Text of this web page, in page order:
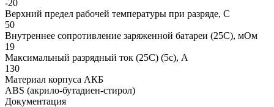
-20
Верхний предел рабочей температуры при разряде, С
50
Внутреннее сопротивление заряженной батареи (25С), мОм
19
Максимальный разрядный ток (25С) (5с), А
130
Материал корпуса АКБ
ABS (акрило-бутадиен-стирол)
Документация